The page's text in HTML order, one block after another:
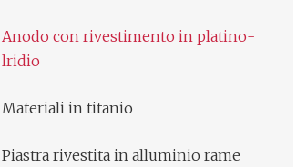
Anodo con rivestimento in platino-
lridio
Materiali in titanio
Piastra rivestita in alluminio rame